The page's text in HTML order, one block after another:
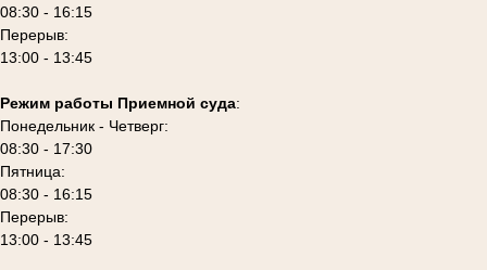
08:30 - 16:15
Перерыв:
13:00 - 13:45
Режим работы Приемной суда:
Понедельник - Четверг:
08:30 - 17:30
Пятница:
08:30 - 16:15
Перерыв:
13:00 - 13:45